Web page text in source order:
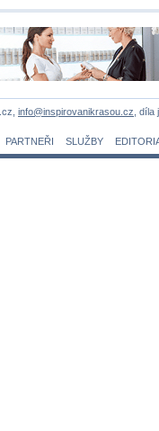
info@inspirovanikrasou.cz, díla
PARTNEŘI
SLUŽBY